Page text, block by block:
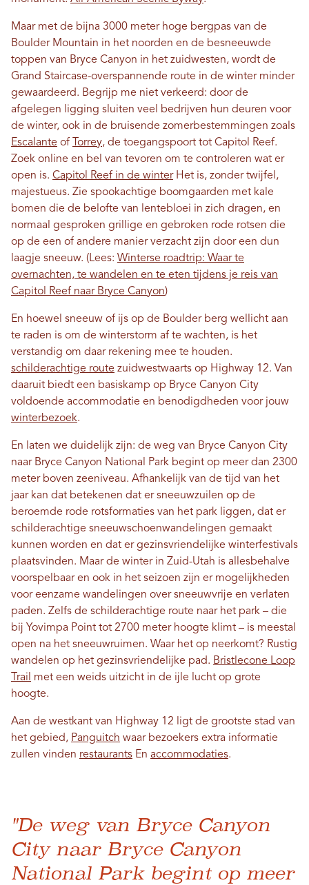
Maar met de bijna 3000 meter hoge bergpas van de
Boulder Mountain in het noorden en de besneeuwde
toppen van Bryce Canyon in het zuidwesten, wordt de
Grand Staircase-overspannende route in de winter minder
gewaardeerd. Begrijp me niet verkeerd: door de
afgelegen ligging sluiten veel bedrijven hun deuren voor
de winter, ook in de bruisende zomerbestemmingen zoals
Escalante of Torrey, de toegangspoort tot Capitol Reef.
Zoek online en bel van tevoren om te controleren wat er
open is. Capitol Reef in de winterHet is, zonder twijfel,
majestueus. Zie spookachtige boomgaarden met kale
bomen die de belofte van lentebloei in zich dragen, en
normaal gesproken grillige en gebroken rode rotsen die
op de een of andere manier verzacht zijn door een dun
laagje sneeuw. (Lees: Winterse roadtrip: Waar te
overnachten, te wandelen en te eten tijdens je reis van
Capitol Reef naar Bryce Canyon)
En hoewel sneeuw of ijs op de Boulder berg wellicht aan
te raden is om de winterstorm af te wachten, is het
verstandig om daar rekening mee te houden.
schilderachtige route zuidwestwaarts op Highway 12. Van
daaruit biedt een basiskamp op Bryce Canyon City
voldoende accommodatie en benodigdheden voor jouw
winterbezoek.
En laten we duidelijk zijn: de weg van Bryce Canyon City
naar Bryce Canyon National Park begint op meer dan 2300
meter boven zeeniveau. Afhankelijk van de tijd van het
jaar kan dat betekenen dat er sneeuwzuilen op de
beroemde rode rotsformaties van het park liggen, dat er
schilderachtige sneeuwschoenwandelingen gemaakt
kunnen worden en dat er gezinsvriendelijke winterfestivals
plaatsvinden. Maar de winter in Zuid-Utah is allesbehalve
voorspelbaar en ook in het seizoen zijn er mogelijkheden
voor eenzame wandelingen over sneeuwvrije en verlaten
paden. Zelfs de schilderachtige route naar het park – die
bij Yovimpa Point tot 2700 meter hoogte klimt – is meestal
open na het sneeuwruimen. Waar het op neerkomt? Rustig
wandelen op het gezinsvriendelijke pad. Bristlecone Loop
Trail
met een weids uitzicht in de ijle lucht op grote
hoogte.
Aan de westkant van Highway 12 ligt de grootste stad van
het gebied, Panguitch waar bezoekers extra informatie
zullen vinden restaurants En accommodaties.
"De weg van Bryce Canyon
City naar Bryce Canyon
National Park begint op meer